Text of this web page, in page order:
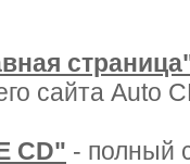
сайта Auto
CD" - полный